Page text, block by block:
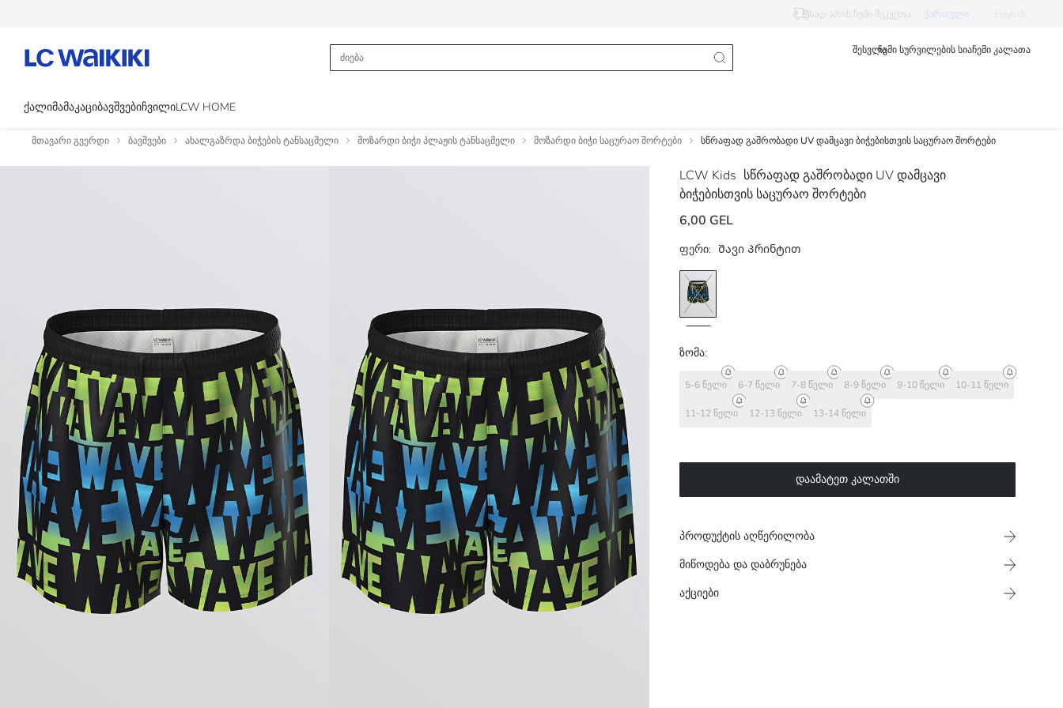
სად არის ჩემი შეკვეთა ქართული
შესვლაჩემი სურვილების სიაჩემი კალათა
ᲥᲐᲚᲘᲛᲐᲛᲐᲙᲐᲪᲘᲑᲐᲕᲨᲕᲔᲑᲘᲩᲕᲘᲚᲘLCW HOME
მთავარი გვერდი ბავშვები ახალგაზრდა ბიჭების ტანსაცმელი მოზარდი ბიჭი პლაჟის ტანსაცმელი მოზარდი ბიჭი საცურაო შორტები სწრაფად გაშრობადი UV დამცავი ბიჭებისთვის საცურაო შორტები
LCW Kids სწრაფად გაშრობადი UV დამცავი
ბიჭებისთვის საცურაო შორტები
6,00 GEL
ფერი: Შავი Პრინტით
ზომა:
5-6 წელი 6-7 წელი 7-8 წელი 8-9 წელი 9-10 წელი 10-11 წელი
11-12 წელი 12-13 წელი 13-14 წელი
დაამატეთ კალათში
პროდუქტის აღწერილობა
მიწოდება და დაბრუნება
აქციები